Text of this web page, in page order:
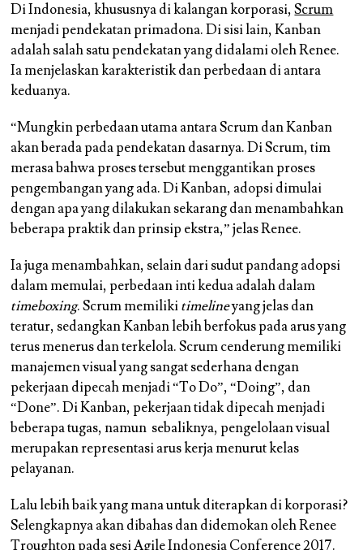
Di Indonesia, khususnya di kalangan korporasi,Scrum
menjadi pendekatan primadona. Di sisi lain, Kanban
adalah salah satu pendekatan yang didalami oleh Renee.
Ia menjelaskan karakteristik dan perbedaan di antara
keduanya.
“Mungkin perbedaan utama antara Scrum dan Kanban
akan berada pada pendekatan dasarnya. Di Scrum, tim
merasa bahwa proses tersebut menggantikan proses
pengembangan yang ada. Di Kanban, adopsi dimulai
dengan apa yang dilakukan sekarang dan menambahkan
beberapa praktik dan prinsip ekstra,” jelas Renee.
Ia juga menambahkan, selain dari sudut pandang adopsi
dalam memulai, perbedaan inti kedua adalah dalam
timeboxing. Scrum memilikitimelineyang jelas dan
teratur, sedangkan Kanban lebih berfokus pada arus yang
terus menerus dan terkelola. Scrum cenderung memiliki
manajemen visual yang sangat sederhana dengan
pekerjaan dipecah menjadi “To Do”, “Doing”, dan
“Done”. Di Kanban, pekerjaan tidak dipecah menjadi
beberapa tugas, namun sebaliknya, pengelolaan visual
merupakan representasi arus kerja menurut kelas
pelayanan.
Lalu lebih baik yang mana untuk diterapkan di korporasi?
Selengkapnya akan dibahas dan didemokan oleh Renee
Troughton pada sesi Agile Indonesia Conference 2017.